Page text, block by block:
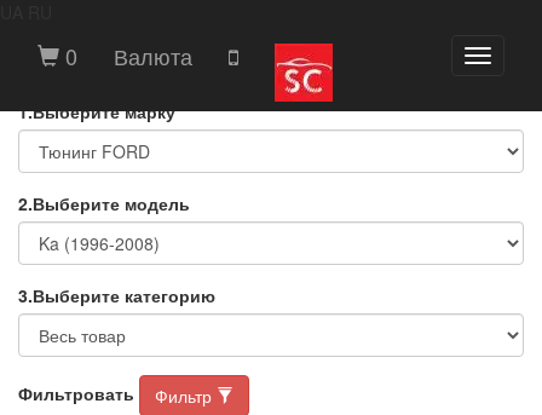
Toggle
0 Валюта
ВЫБЕРИТЕ МАРКУ И МОДЕЛЬ
АВТОМОБИЛЯ
1.Выберите марку
2.Выберите модель
3.Выберите категорию
Фильтровать Фильтр